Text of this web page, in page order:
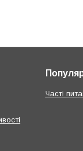
Часті